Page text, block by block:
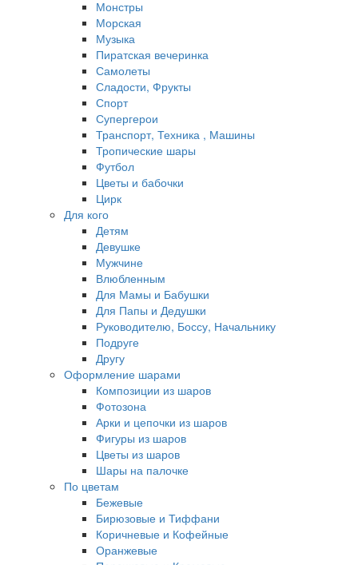
Монстры
Морская
Музыка
Пиратская вечеринка
Самолеты
Сладости, Фрукты
Спорт
Супергерои
Транспорт, Техника , Машины
Тропические шары
Футбол
Цветы и бабочки
Цирк
Для кого
Детям
Девушке
Мужчине
Влюбленным
Для Мамы и Бабушки
Для Папы и Дедушки
Руководителю, Боссу, Начальнику
Подруге
Другу
Оформление шарами
Композиции из шаров
Фотозона
Арки и цепочки из шаров
Фигуры из шаров
Цветы из шаров
Шары на палочке
По цветам
Бежевые
Бирюзовые и Тиффани
Коричневые и Кофейные
Оранжевые